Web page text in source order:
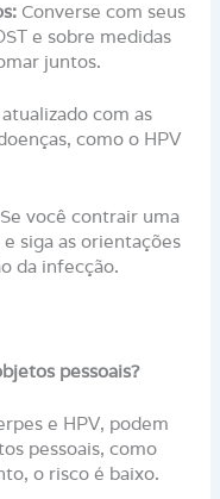
Converse com seus
e sobre medidas
juntos.
com as
como o HPV
Se você contrair uma
siga as orientações
da infecção.
pessoais?
e HPV, podem
pessoais, como
o risco é baixo.